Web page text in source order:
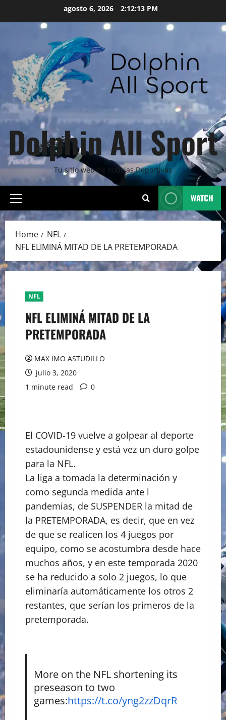
agosto 6, 2026 2:12:15 PM
Dolphin All Sport
Tu sitio web de noticias Deportivas
Primary
Menu
WATCH
Home
NFL
NFL ELIMINÁ MITAD DE LA PRETEMPORADA
NFL
NFL ELIMINÁ MITAD DE LA
PRETEMPORADA
MAX IMO ASTUDILLO
julio 3, 2020
1 minute read
0
El COVID-19 vuelve a golpear al deporte
estadounidense y está vez un duro golpe
para la NFL.
La liga a tomada la determinación y
como segunda medida ante l
pandemias, de SUSPENDER la mitad de
la PRETEMPORADA, es decir, que en vez
de que se realicen los 4 juegos por
equipo, como se acostumbra desde hace
muchos años, y en este temporada 2020
se ha reducido a solo 2 juegos, lo que
eliminaría automáticamente los otros 2
restantes, que serían los primeros de la
pretemporada.
More on the NFL shortening its
preseason to two
games:https://t.co/yng2zzDqrR